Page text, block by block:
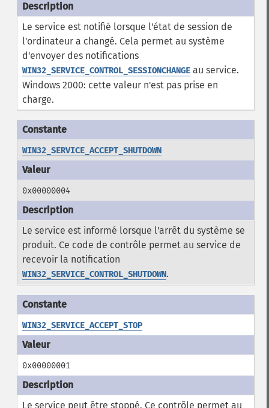
Le service est notifié lorsque l'état de session de
l'ordinateur a changé. Cela permet au système
d'envoyer des notifications
WIN32_SERVICE_CONTROL_SESSIONCHANGEau service.
Windows 2000: cette valeur n'est pas prise en
charge.
WIN32_SERVICE_ACCEPT_SHUTDOWN
0x00000004
Le service est informé lorsque l'arrêt du système se
produit. Ce code de contrôle permet au service de
recevoir la notification
WIN32_SERVICE_CONTROL_SHUTDOWN.
WIN32_SERVICE_ACCEPT_STOP
0x00000001
Le service peut être stoppé. Ce contrôle permet au